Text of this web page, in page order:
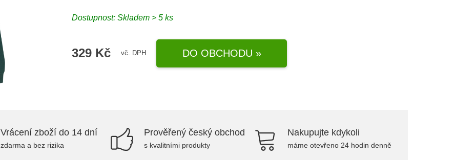
Dostupnost: Skladem > 5 ks
329 Kč vč. DPH DO OBCHODU »
Vrácení zboží do 14 dní
zdarma a bez rizika
Prověřený český obchod
s kvalitními produkty
Nakupujte kdykoli
máme otevřeno 24 hodin denně